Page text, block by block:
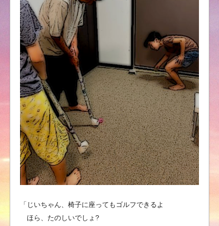
「じいちゃん、椅子に座ってもゴルフできるよ
ほら、たのしいでしょ?